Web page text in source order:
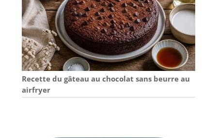
Recette du gâteau au chocolat sans beurre au
airfryer